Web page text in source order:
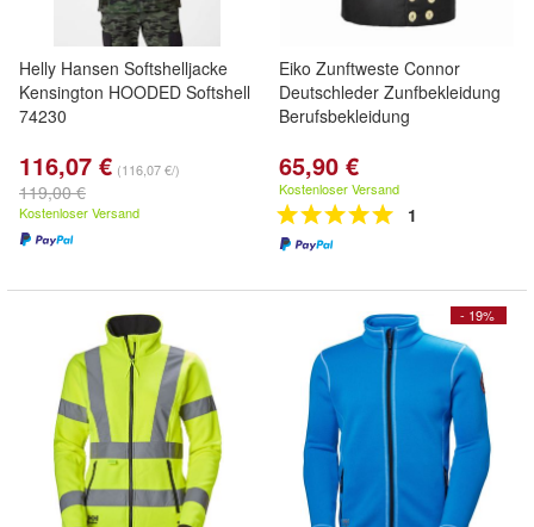
Helly Hansen Softshelljacke
Kensington HOODED Softshell
74230
116,07 € (116,07 €/)
119,00 €
Kostenloser Versand
Eiko Zunftweste Connor
Deutschleder Zunfbekleidung
Berufsbekleidung
65,90 €
Kostenloser Versand
1
- 19%